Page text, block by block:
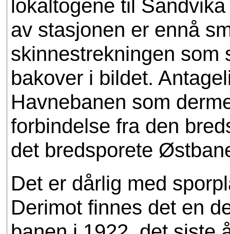
lokaltogene til
av stasjonen er ennå
skinnestrekningen som
bakover i bildet.
Havnebanen som
forbindelse fra den
det bredsporete
Det er dårlig med
Derimot finnes det en